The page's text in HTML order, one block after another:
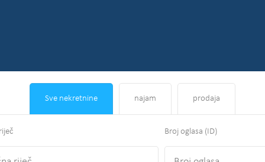
Sve nekretnine najam prodaja
Broj oglasa (ID)